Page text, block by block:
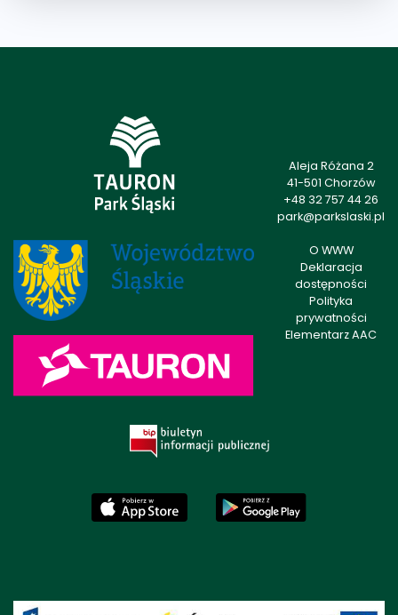
Aleja Różana 2
41-501 Chorzów
+48 32 757 44 26
park@parkslaski.pl
O WWW
Deklaracja
dostępności
Polityka
prywatności
Elementarz AAC